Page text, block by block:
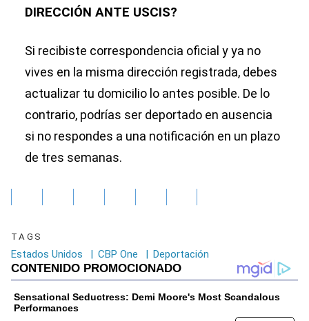
DIRECCIÓN ANTE USCIS?
Si recibiste correspondencia oficial y ya no
vives en la misma dirección registrada, debes
actualizar tu domicilio lo antes posible. De lo
contrario, podrías ser deportado en ausencia
si no respondes a una notificación en un plazo
de tres semanas.
TAGS
Estados Unidos | CBP One | Deportación